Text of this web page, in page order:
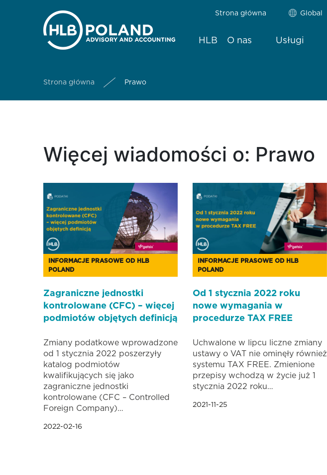
Strona główna Global
HLB O nas Usługi
Strona główna Prawo
Więcej wiadomości o: Prawo
INFORMACJE PRASOWE OD HLB
POLAND
Zagraniczne jednostki
kontrolowane (CFC) – więcej
podmiotów objętych definicją
Zmiany podatkowe wprowadzone
od 1 stycznia 2022 poszerzyły
katalog podmiotów
kwalifikujących się jako
zagraniczne jednostki
kontrolowane (CFC – Controlled
Foreign Company)…
2022-02-16
INFORMACJE PRASOWE OD HLB
POLAND
Od 1 stycznia 2022 roku
nowe wymagania w
procedurze TAX FREE
Uchwalone w lipcu liczne zmiany
ustawy o VAT nie ominęły również
systemu TAX FREE. Zmienione
przepisy wchodzą w życie już 1
stycznia 2022 roku…
2021-11-25